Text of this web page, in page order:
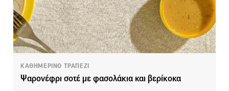
ΚΑΘΗΜΕΡΙΝΟ ΤΡΑΠΕΖΙ
Ψαρονέφρι σοτέ με φασολάκια και βερίκοκα